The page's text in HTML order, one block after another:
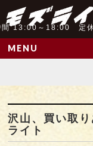
アンティーク玩具取扱歴25
間 13:00～18:00 定休
MENU
沢山、買い取
ライト